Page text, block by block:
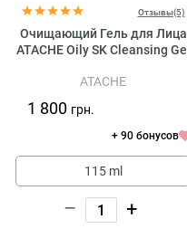
Отзывы(5)
Очищающий Гель для Лица
ATACHE Oily SK Cleansing Gel
ATACHE
1 800 грн.
+ 90 бонусов
115 ml
– +